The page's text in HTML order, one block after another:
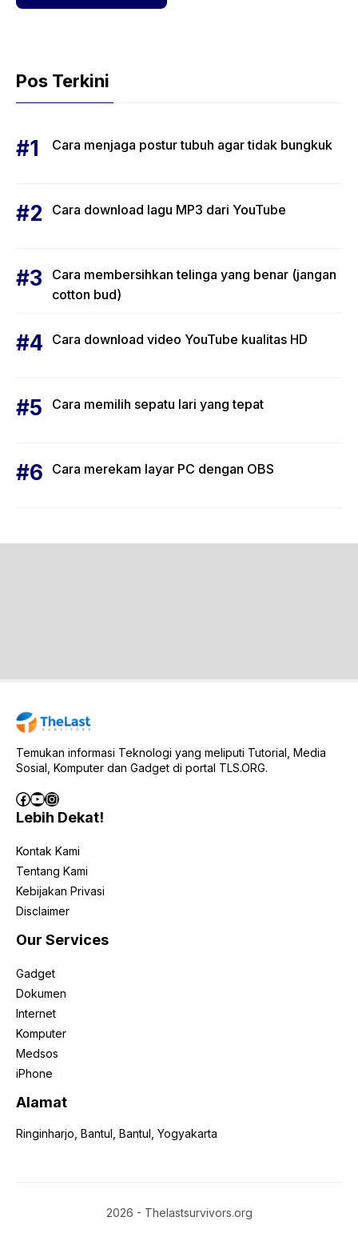
Pos Terkini
Cara menjaga postur tubuh agar tidak bungkuk
Cara download lagu MP3 dari YouTube
Cara membersihkan telinga yang benar (jangan
cotton bud)
Cara download video YouTube kualitas HD
Cara memilih sepatu lari yang tepat
Cara merekam layar PC dengan OBS
Temukan informasi Teknologi yang meliputi Tutorial, Media
Sosial, Komputer dan Gadget di portal TLS.ORG.
Facebook
YouTube
Instagram
Lebih Dekat!
Kontak Kami
Tentang Kami
Kebijakan Privasi
Disclaimer
Our Services
Gadget
Dokumen
Internet
Komputer
Medsos
iPhone
Alamat
Ringinharjo, Bantul, Bantul, Yogyakarta
2026 - Thelastsurvivors.org